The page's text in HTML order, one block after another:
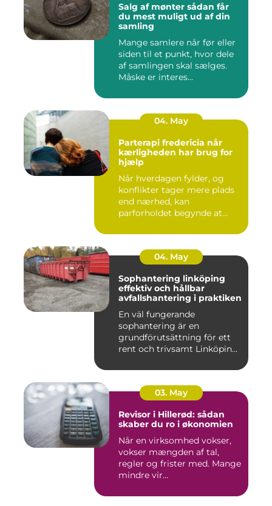
Salg af mønter sådan får
du mest muligt ud af din
samling
Mange samlere når før eller
siden til et punkt, hvor dele
af samlingen skal sælges.
Måske er interes...
04. May
Parterapi fredericia når
kærligheden har brug for
hjælp
Når hverdagen fylder, og
konflikter tager mere plads
end nærhed, kan
parforholdet begynde at
04. May
Sophantering linköping
effektiv och hållbar
avfallshantering i praktiken
En väl fungerande
sophantering är en
grundförutsättning för ett
rent och trivsamt Linköping.
03. May
Revisor i Hillerød: sådan
skaber du ro i økonomien
Når en virksomhed vokser,
vokser mængden af tal,
regler og frister med. Mange
mindre vir...